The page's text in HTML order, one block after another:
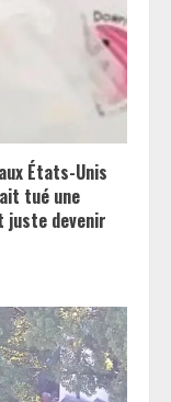
États-Unis
tué une
juste devenir